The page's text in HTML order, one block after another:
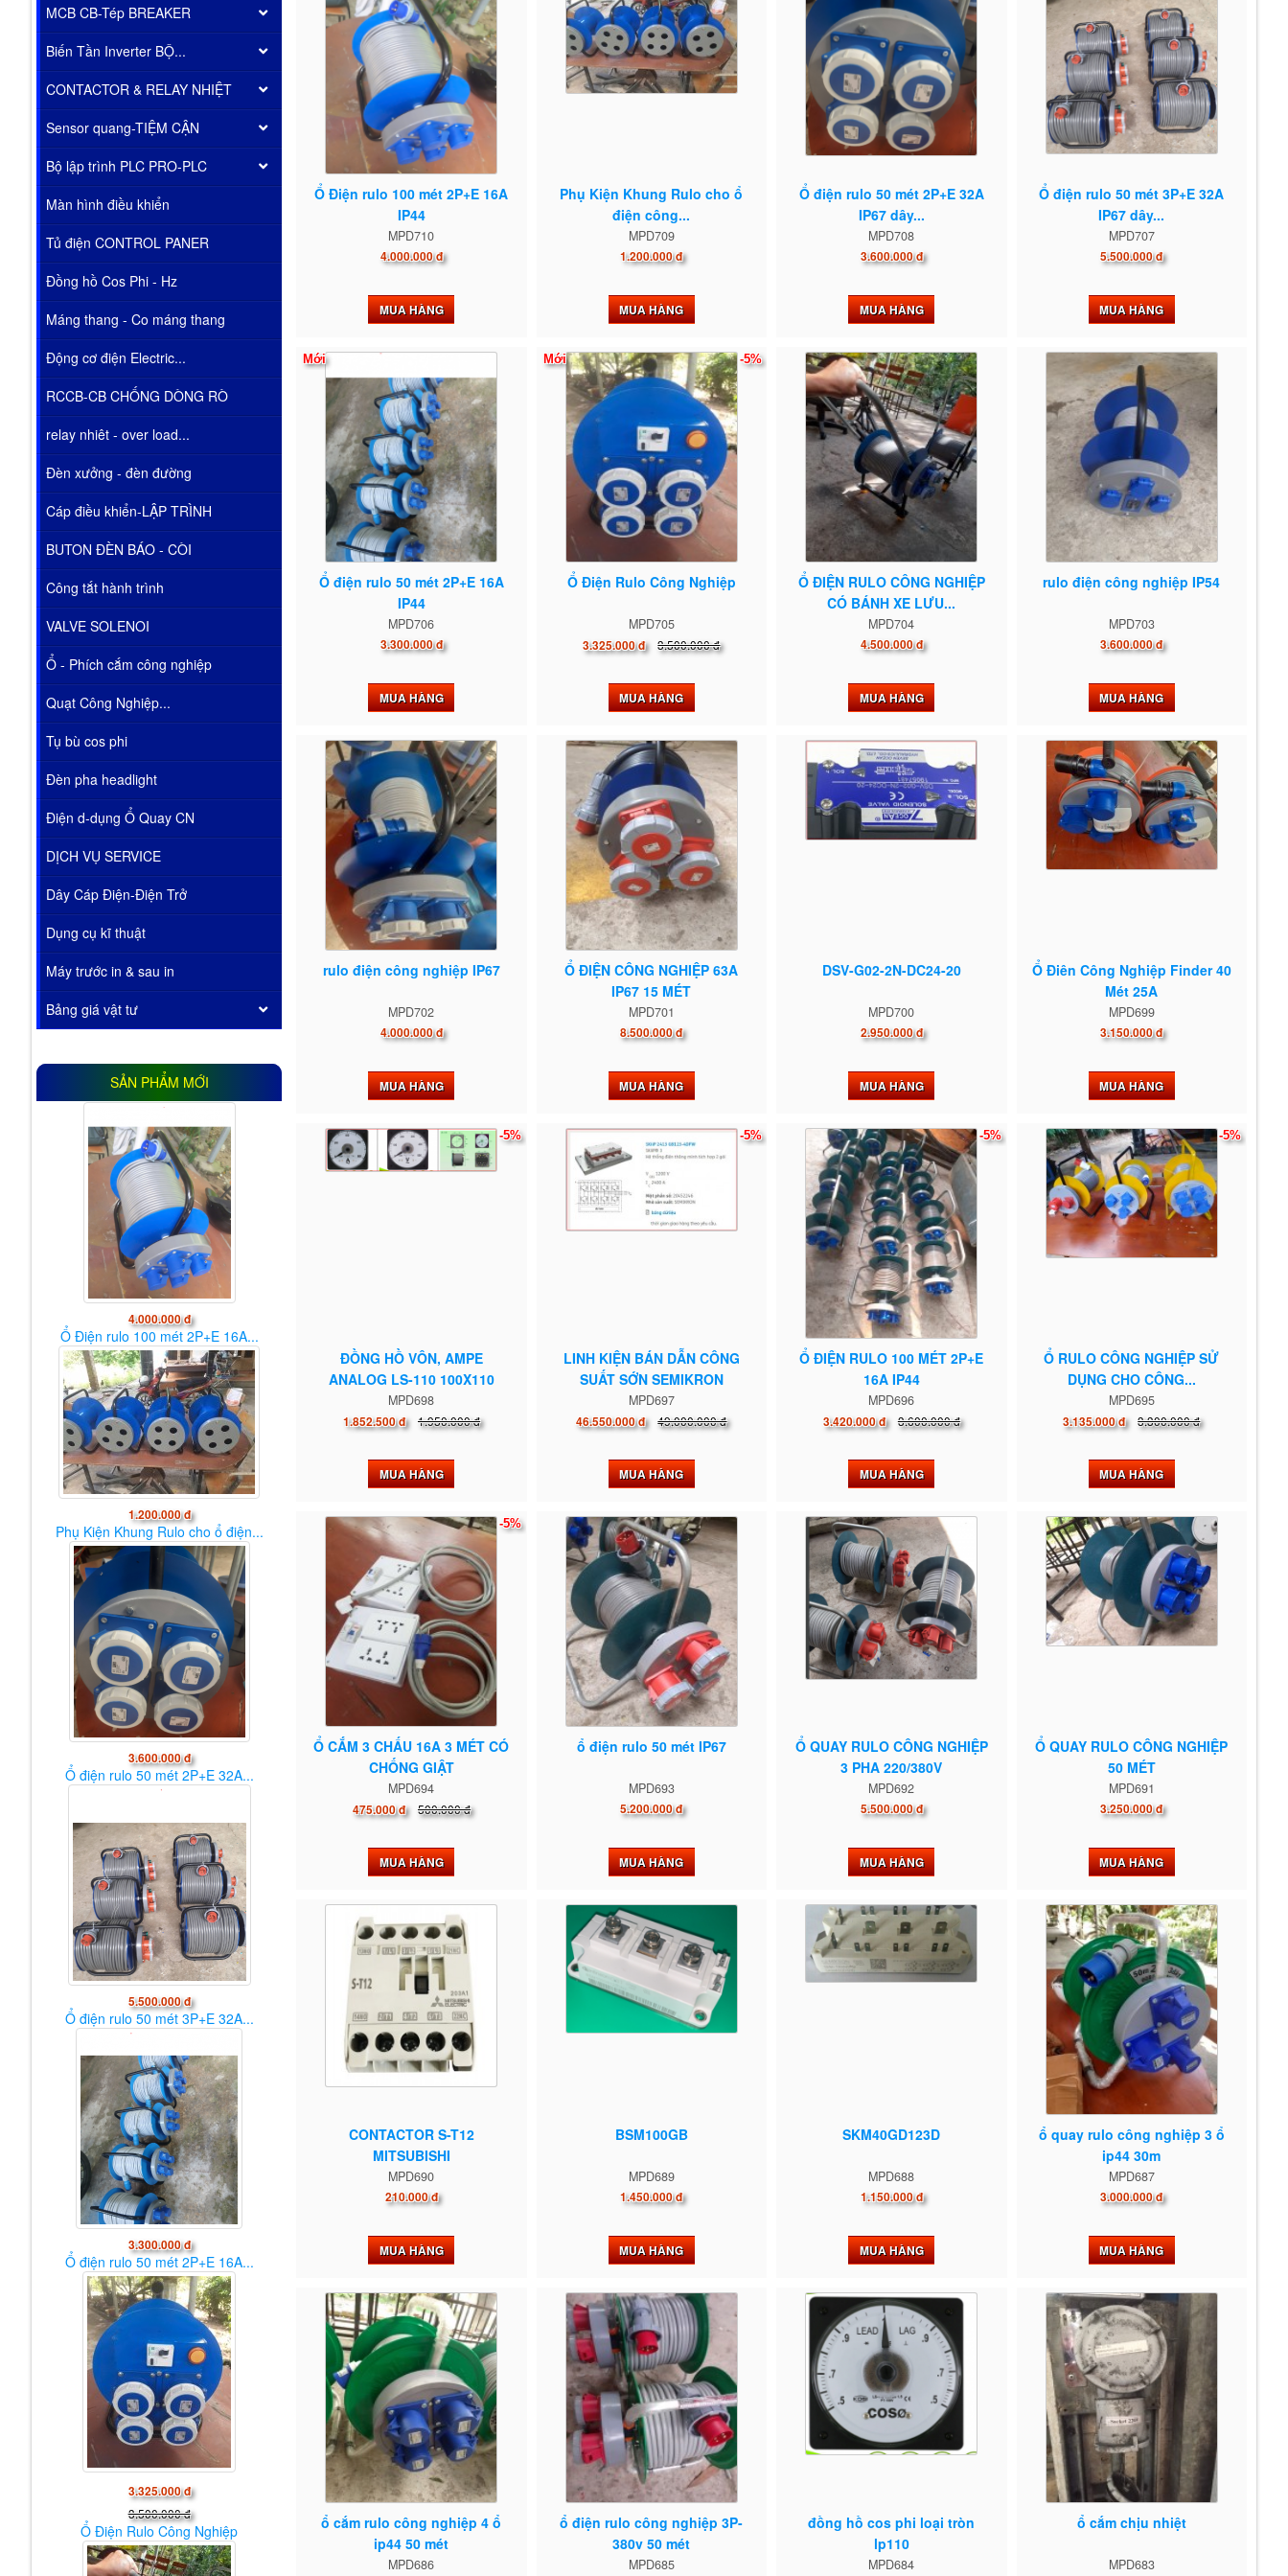
Ổ Điện rulo 100 mét 2P+E 16A
IP44
MPD710
4.000.000 đ
MUA HÀNG
Phụ Kiện Khung Rulo cho ổ
điện công...
MPD709
1.200.000 đ
MUA HÀNG
Ổ điện rulo 50 mét 2P+E 32A
IP67 dây...
MPD708
3.600.000 đ
MUA HÀNG
Ổ điện rulo 50 mét 3P+E 32A
IP67 dây...
MPD707
5.500.000 đ
MUA HÀNG
Mới
Ổ điện rulo 50 mét 2P+E 16A
IP44
MPD706
3.300.000 đ
MUA HÀNG
Mới -5%
Ổ Điện Rulo Công Nghiệp
MPD705
3.325.000 đ 3.500.000 đ
MUA HÀNG
Ổ ĐIỆN RULO CÔNG NGHIỆP
CÓ BÁNH XE LƯU...
MPD704
4.500.000 đ
MUA HÀNG
rulo điện công nghiệp IP54
MPD703
3.600.000 đ
MUA HÀNG
rulo điện công nghiệp IP67
MPD702
4.000.000 đ
MUA HÀNG
Ổ ĐIỆN CÔNG NGHIỆP 63A
IP67 15 MÉT
MPD701
8.500.000 đ
MUA HÀNG
DSV-G02-2N-DC24-20
MPD700
2.950.000 đ
MUA HÀNG
Ổ Điên Công Nghiệp Finder 40
Mét 25A
MPD699
3.150.000 đ
MUA HÀNG
-5%
ĐỒNG HỒ VÔN, AMPE
ANALOG LS-110 100X110
MPD698
1.852.500 đ 1.950.000 đ
MUA HÀNG
-5%
LINH KIỆN BÁN DẪN CÔNG
SUẤT SỚN SEMIKRON
MPD697
46.550.000 đ 49.000.000 đ
MUA HÀNG
-5%
Ổ ĐIỆN RULO 100 MÉT 2P+E
16A IP44
MPD696
3.420.000 đ 3.600.000 đ
MUA HÀNG
-5%
Ổ RULO CÔNG NGHIỆP SỬ
DỤNG CHO CÔNG...
MPD695
3.135.000 đ 3.300.000 đ
MUA HÀNG
-5%
Ổ CẮM 3 CHẤU 16A 3 MÉT CÓ
CHỐNG GIẬT
MPD694
475.000 đ 500.000 đ
MUA HÀNG
ổ điện rulo 50 mét IP67
MPD693
5.200.000 đ
MUA HÀNG
Ổ QUAY RULO CÔNG NGHIỆP
3 PHA 220/380V
MPD692
5.500.000 đ
MUA HÀNG
Ổ QUAY RULO CÔNG NGHIỆP
50 MÉT
MPD691
3.250.000 đ
MUA HÀNG
CONTACTOR S-T12
MITSUBISHI
MPD690
210.000 đ
MUA HÀNG
BSM100GB
MPD689
1.450.000 đ
MUA HÀNG
SKM40GD123D
MPD688
1.150.000 đ
MUA HÀNG
ổ quay rulo công nghiệp 3 ổ
ip44 30m
MPD687
3.000.000 đ
MUA HÀNG
ổ cắm rulo công nghiệp 4 ổ
ip44 50 mét
MPD686
ổ điện rulo công nghiệp 3P-
380v 50 mét
MPD685
đồng hồ cos phi loại tròn
lp110
MPD684
ổ cắm chịu nhiệt
MPD683
MCB CB-Tép BREAKER
Biến Tần Inverter BỘ...
CONTACTOR & RELAY NHIỆT
Sensor quang-TIỆM CẬN
Bộ lập trình PLC PRO-PLC
Màn hình điều khiển
Tủ điện CONTROL PANER
Đồng hồ Cos Phi - Hz
Máng thang - Co máng thang
Động cơ điện Electric...
RCCB-CB CHỐNG DÒNG RÒ
relay nhiêt - over load...
Đèn xưởng - đèn đường
Cáp điều khiển-LẬP TRÌNH
BUTON ĐÈN BÁO - CÒI
Công tắt hành trình
VALVE SOLENOI
Ổ - Phích cắm công nghiệp
Quạt Công Nghiệp...
Tụ bù cos phi
Đèn pha headlight
Điện d-dụng Ổ Quay CN
DỊCH VỤ SERVICE
Dây Cáp Điện-Điện Trở
Dụng cụ kĩ thuật
Máy trước in & sau in
Bảng giá vật tư
SẢN PHẨM MỚI
4.000.000 đ
Ổ Điện rulo 100 mét 2P+E 16A...
1.200.000 đ
Phụ Kiện Khung Rulo cho ổ điện...
3.600.000 đ
Ổ điện rulo 50 mét 2P+E 32A...
5.500.000 đ
Ổ điện rulo 50 mét 3P+E 32A...
3.300.000 đ
Ổ điện rulo 50 mét 2P+E 16A...
3.325.000 đ
3.500.000 đ
Ổ Điện Rulo Công Nghiệp